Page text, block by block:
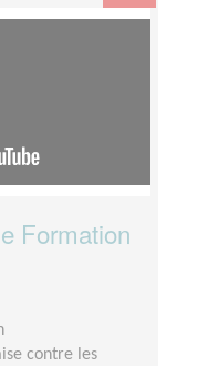
Formation
contre les